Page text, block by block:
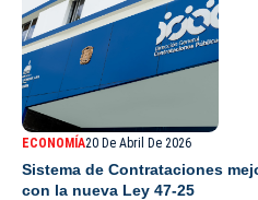
ECONOMÍA20 De Abril De 2026
Sistema de Contrataciones
con la nueva Ley 47-25